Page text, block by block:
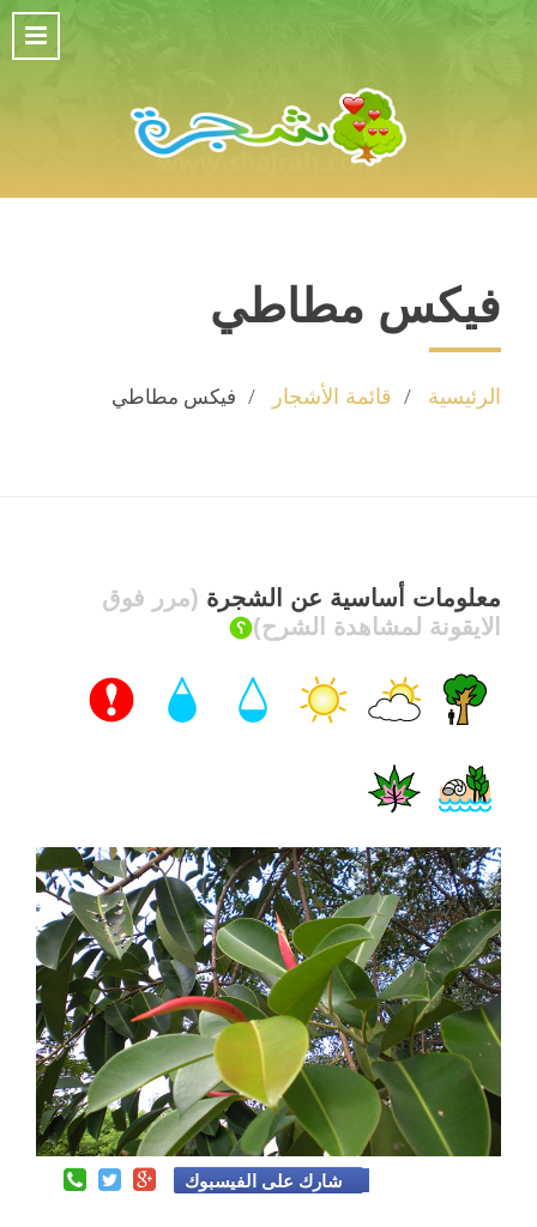
فيكس مطاطي
الرئيسية قائمة الأشجار فيكس مطاطي
معلومات أساسية عن الشجرة (مرر فوق
الايقونة لمشاهدة الشرح)
شارك على الفيسبوك